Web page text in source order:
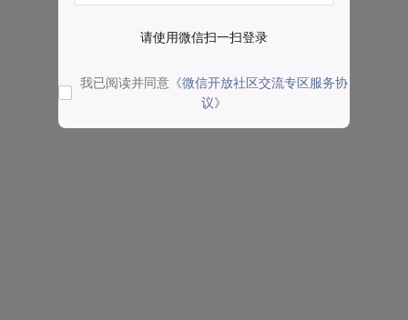
请使用微信扫一扫登录
我已阅读并同意 《微信开放社区交流专区服务协
议》